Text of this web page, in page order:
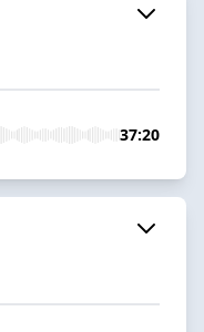
37:20